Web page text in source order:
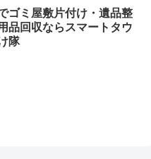
ゴミ屋敷片付け・遺品整
品回収ならスマートタウ
隊